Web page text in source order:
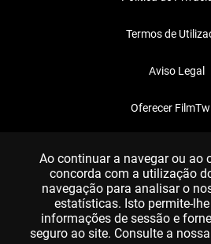
Termos de
Aviso Legal
Oferecer
Ao continuar a navegar ou ao
concorda com a utilização
navegação para analisar o
estatísticas. Isto permite-
informações de sessão e
seguro ao site. Consulte a nossa